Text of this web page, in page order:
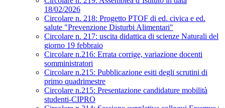
18/02/2026
Circolare n. 218: Progetto PTOF di ed. civica e ed.
salute "Prevenzione Disturbi Alimentari"
Circolare n. 217: uscita didattica di scienze Naturali del
giorno 19 febbraio
Circolare n.216: Errata corrige, variazione docenti
somministratori
Circolare n.215: Pubblicazione esiti degli scrutini di
primo quadrimestre
Circolare n.215: Presentazione candidature mobilità
studenti-CIPRO